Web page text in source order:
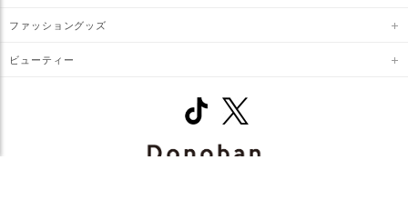
ファッショングッズ
ビューティー